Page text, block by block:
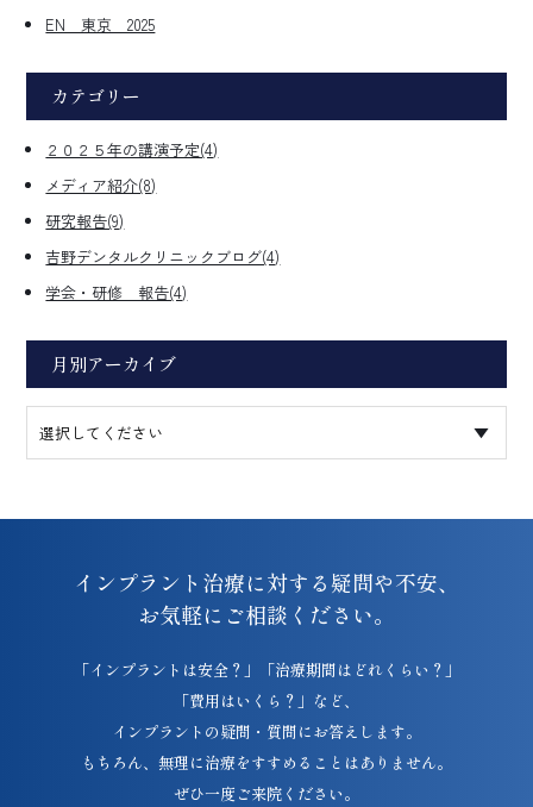
EN 東京 2025
カテゴリー
２０２５年の講演予定(4)
メディア紹介(8)
研究報告(9)
吉野デンタルクリニックブログ(4)
学会・研修 報告(4)
月別アーカイブ
インプラント治療に対する疑問や不安、
お気軽にご相談ください。
「インプラントは安全？」「治療期間はどれくらい？」
「費用はいくら？」など、
インプラントの疑問・質問にお答えします。
もちろん、無理に治療をすすめることはありません。
ぜひ一度ご来院ください。